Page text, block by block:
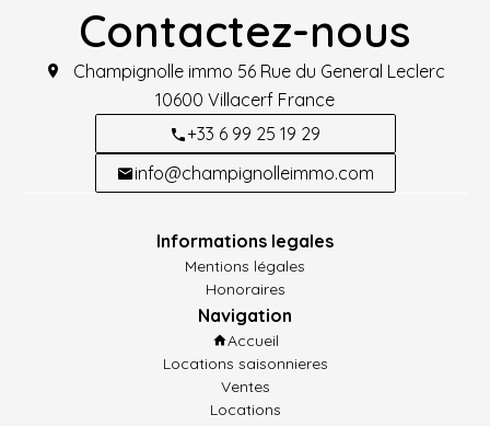
Contactez-nous
Champignolle immo 56 Rue du General Leclerc
10600 Villacerf France
+33 6 99 25 19 29
info@champignolleimmo.com
Informations legales
Mentions légales
Honoraires
Navigation
Accueil
Locations saisonnieres
Ventes
Locations